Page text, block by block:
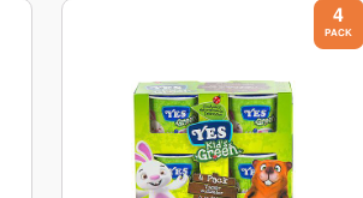
4
PACK